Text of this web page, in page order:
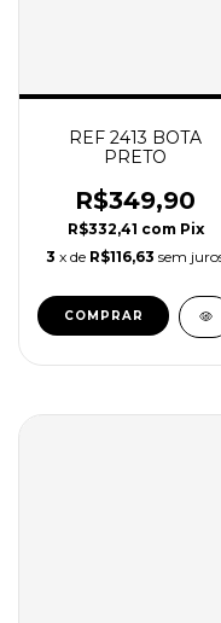
REF 2413 BOTA
PRETO
R$349,90
R$332,41 com Pix
3 x de R$116,63 sem
COMPRAR